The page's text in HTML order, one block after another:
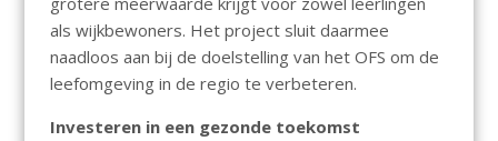
als wijkbewoners. Het project sluit daarmee
naadloos aan bij de doelstelling van het OFS om de
leefomgeving in de regio te verbeteren.
Investeren in een gezonde toekomst